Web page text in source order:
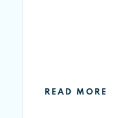
READ MORE